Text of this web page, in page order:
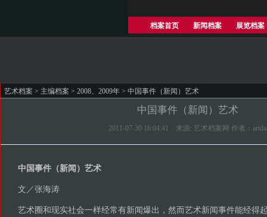
档案首页 新闻档案 展览档案
艺术档案 > 主编档案 > 2008、2009年 > 中国事件（新闻）艺术
中国事件（新闻）艺术
2011-07-30 16:04:41 来源: 艺术档案网 作者：artda
中国事件（新闻）艺术
文／张海涛
艺术圈和现实社会一样经常有新闻爆出，然而艺术新闻事件能经得